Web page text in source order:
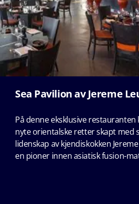
Sea Pavilion av Jereme
På denne eksklusive restauranten
nyte orientalske retter skapt med
lidenskap av kjendiskokken
en pioner innen asiatisk fusion-